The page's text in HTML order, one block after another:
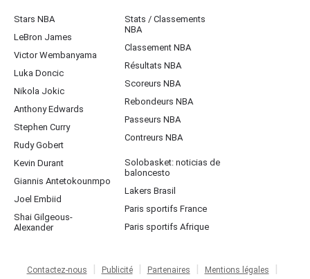
Stars NBA
LeBron James
Victor Wembanyama
Luka Doncic
Nikola Jokic
Anthony Edwards
Stephen Curry
Rudy Gobert
Kevin Durant
Giannis Antetokounmpo
Joel Embiid
Shai Gilgeous-
Alexander
Stats / Classements
NBA
Classement NBA
Résultats NBA
Scoreurs NBA
Rebondeurs NBA
Passeurs NBA
Contreurs NBA
Solobasket: noticias de
baloncesto
Lakers Brasil
Paris sportifs France
Paris sportifs Afrique
Contactez-nous Publicité Partenaires Mentions légales